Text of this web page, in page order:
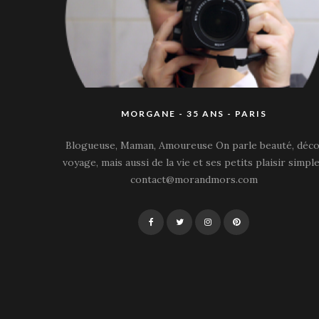
MORGANE - 35 ANS - PARIS
Blogueuse, Maman, Amoureuse On parle beauté,
voyage, mais aussi de la vie et ses petits plaisir
contact@morandmors.com